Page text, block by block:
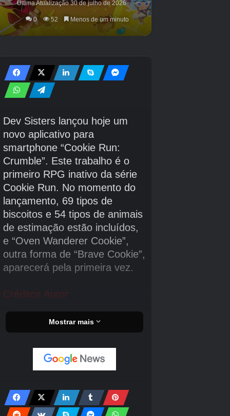
RuneScape está disponível noGoogle Play
Store.
Kaguya no Android!
Créditos Autor